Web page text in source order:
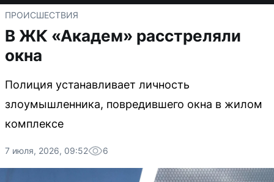
ПРОИСШЕСТВИЯ
В ЖК «Академ» расстреляли
окна
Полиция устанавливает личность
злоумышленника, повредившего окна в жилом
комплексе
7 июля, 2026, 09:52 6